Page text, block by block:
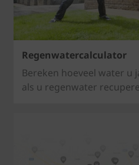
Regenwatercalculator
Bereken hoeveel water u
als u regenwater